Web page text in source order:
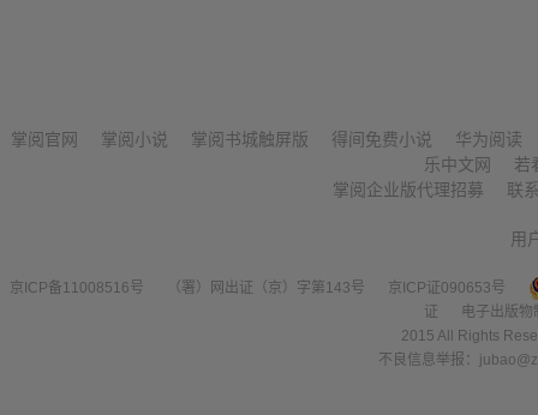
掌阅官网 掌阅小说 掌阅书城触屏版 得间免费小说
华为阅读
乐中文网
若
掌阅企业版代理招募
联
用
京ICP备11008516号 （署）网出证（京）字第143号
京ICP证090653号
证
电子出版
2015 All Rights
不良信息举报：